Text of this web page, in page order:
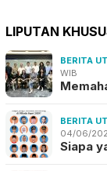
LIPUTAN
BERITA
WIB
BERITA
04/06/
Siapa